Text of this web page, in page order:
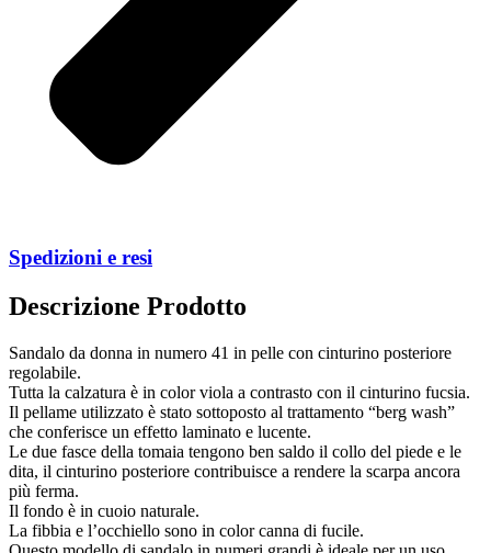
Spedizioni e resi
Descrizione Prodotto
Sandalo da donna in numero 41 in pelle con cinturino posteriore
regolabile.
Tutta la calzatura è in color viola a contrasto con il cinturino fucsia.
Il pellame utilizzato è stato sottoposto al trattamento “berg wash”
che conferisce un effetto laminato e lucente.
Le due fasce della tomaia tengono ben saldo il collo del piede e le
dita, il cinturino posteriore contribuisce a rendere la scarpa ancora
più ferma.
Il fondo è in cuoio naturale.
La fibbia e l’occhiello sono in color canna di fucile.